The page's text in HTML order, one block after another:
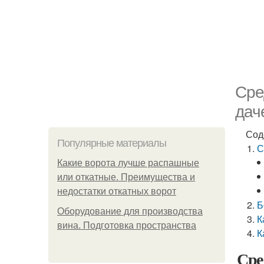
Популярные материалы
Какие ворота лучше распашные
или откатные. Преимущества и
недостатки откатных ворот
Оборудование для производства
вина. Подготовка пространства